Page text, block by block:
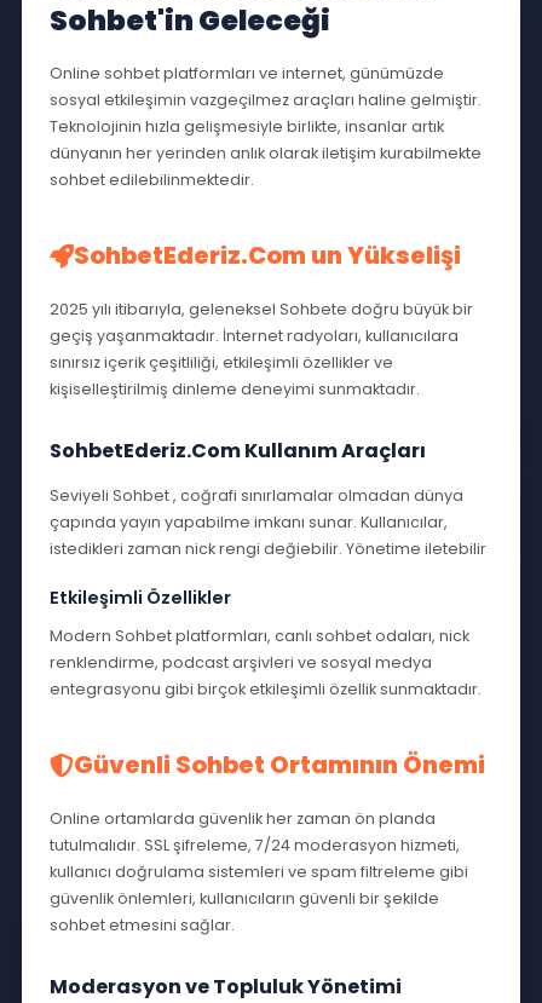
Devamını Oku
Mobil Chat
admin 24 Tem 2026
Mobil Sohbet Odaları
Hızlı ve pratik mobil sohbet...
Devamını Oku
1 2 Sonraki »
Popüler Etiketler
SohbetEderiz.Com Türkiye'nin Yeni Sohbet Adresi